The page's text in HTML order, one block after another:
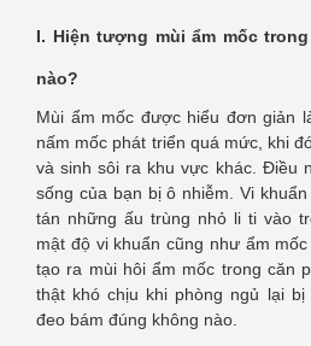
I. Hiện tượng mùi ẩm mốc
nào?
Mùi ẩm mốc được hiểu đơn giản
nấm mốc phát triển quá mức, khi
và sinh sôi ra khu vực khác. Điều
sống của bạn bị ô nhiễm. Vi
tán những ấu trùng nhỏ li ti vào
mật độ vi khuẩn cũng như ẩm
tạo ra mùi hôi ẩm mốc trong căn
thật khó chịu khi phòng ngủ lại
đeo bám đúng không nào.